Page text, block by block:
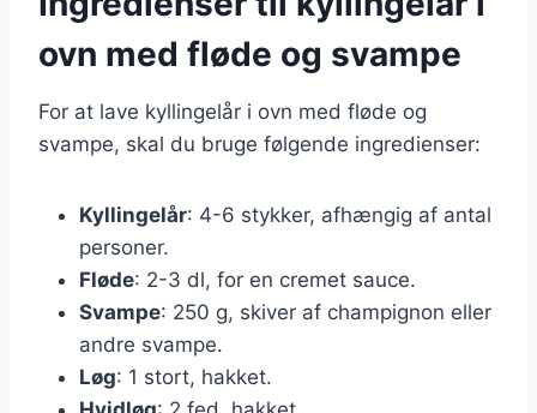
ovn med fløde og svampe
For at lave kyllingelår i ovn med fløde og
svampe, skal du bruge følgende ingredienser:
Kyllingelår: 4-6 stykker, afhængig af antal
personer.
Fløde: 2-3 dl, for en cremet sauce.
Svampe: 250 g, skiver af champignon eller
andre svampe.
Løg: 1 stort, hakket.